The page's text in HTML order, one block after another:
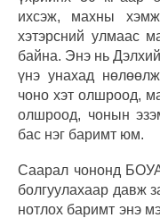
ихсэж, махны
хэтэрсний улмаас
байна. Энэ нь
үнэ унахад
чоно хэт олшроод,
олшроод, чонын
бас нэг баримт юм.
Саарал чононд
болгуулахаар давж
нотлох баримт энэ